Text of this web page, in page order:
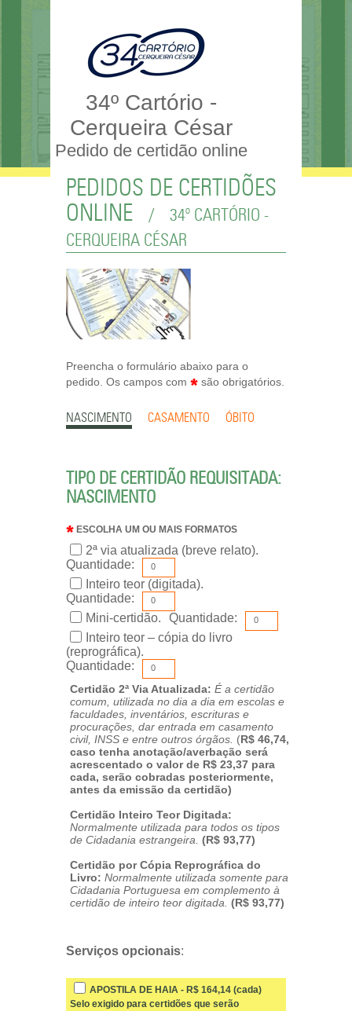
34º Cartório -
Cerqueira César
Pedido de certidão online
PEDIDOS DE CERTIDÕES
ONLINE
/
34º CARTÓRIO -
CERQUEIRA CÉSAR
Preencha o formulário abaixo para o
pedido. Os campos com
são obrigatórios.
NASCIMENTO CASAMENTO ÓBITO
TIPO DE CERTIDÃO REQUISITADA:
NASCIMENTO
ESCOLHA UM OU MAIS FORMATOS
2ª via atualizada (breve relato).
Quantidade:
Inteiro teor (digitada).
Quantidade:
Mini-certidão.
Quantidade:
Inteiro teor – cópia do livro
(reprográfica).
Quantidade:
Certidão 2ª Via Atualizada: É a certidão
comum, utilizada no dia a dia em escolas e
faculdades, inventários, escrituras e
procurações, dar entrada em casamento
civil, INSS e entre outros órgãos. (R$ 46,74,
caso tenha anotação/averbação será
acrescentado o valor de R$ 23,37 para
cada, serão cobradas posteriormente,
antes da emissão da certidão)
Certidão Inteiro Teor Digitada:
Normalmente utilizada para todos os tipos
de Cidadania estrangeira. (R$ 93,77)
Certidão por Cópia Reprográfica do
Livro: Normalmente utilizada somente para
Cidadania Portuguesa em complemento à
certidão de inteiro teor digitada. (R$ 93,77)
Serviços opcionais:
APOSTILA DE HAIA - R$ 164,14 (cada)
Selo exigido para certidões que serão